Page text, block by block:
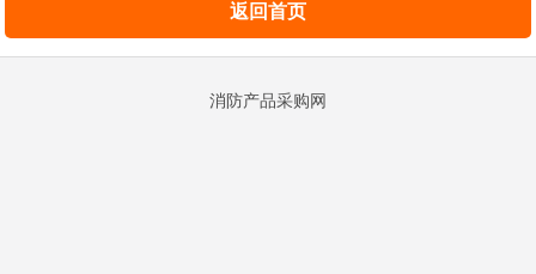
返回首页
消防产品采购网